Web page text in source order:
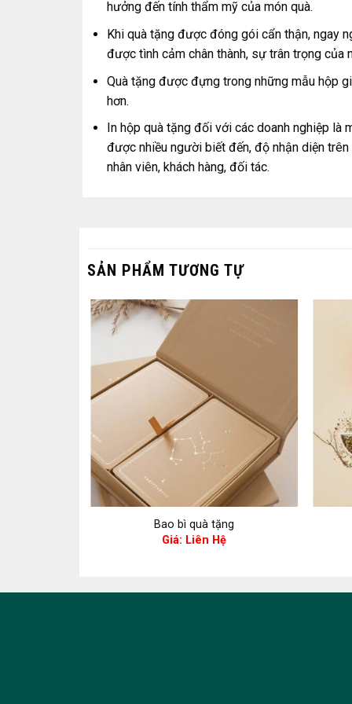
hưởng đến tính thẩm mỹ của món quà.
Khi quà tặng được đóng gói cẩn thận, ngay
được tình cảm chân thành, sự trân trọng của
Quà tặng được đựng trong những mẫu hộp
hơn.
In hộp quà tặng đối với các doanh nghiệp
được nhiều người biết đến, độ nhận diện
nhân viên, khách hàng, đối tác.
SẢN PHẨM TƯƠNG TỰ
Bao bì quà tặng
Giá: Liên Hệ